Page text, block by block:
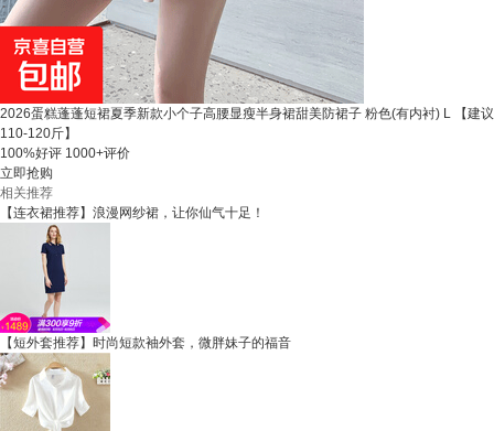
2026蛋糕蓬蓬短裙夏季新款小个子高腰显瘦半身裙甜美防裙子 粉色(有内衬) L 【建议
110-120斤】
100%好评 1000+评价
立即抢购
相关推荐
【连衣裙推荐】浪漫网纱裙，让你仙气十足！
【短外套推荐】时尚短款袖外套，微胖妹子的福音